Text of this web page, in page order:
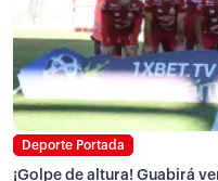
Deporte Portada
¡Golpe de altura! Guabirá